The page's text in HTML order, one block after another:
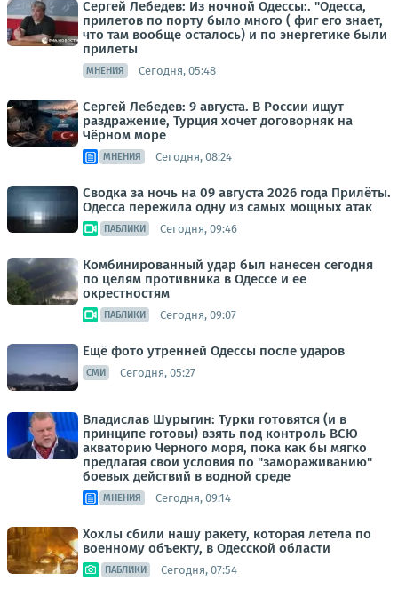
Сергей Лебедев: Из ночной Одессы:. "Одесса,
прилетов по порту было много ( фиг его знает,
что там вообще осталось) и по энергетике были
прилеты
МНЕНИЯ Сегодня, 05:48
Сергей Лебедев: 9 августа. В России ищут
раздражение, Турция хочет договорняк на
Чёрном море
МНЕНИЯ Сегодня, 08:24
Сводка за ночь на 09 августа 2026 года Прилёты.
Одесса пережила одну из самых мощных атак
ПАБЛИКИ Сегодня, 09:46
Комбинированный удар был нанесен сегодня
по целям противника в Одессе и ее
окрестностям
ПАБЛИКИ Сегодня, 09:07
Ещё фото утренней Одессы после ударов
СМИ Сегодня, 05:27
Владислав Шурыгин: Турки готовятся (и в
принципе готовы) взять под контроль ВСЮ
акваторию Черного моря, пока как бы мягко
предлагая свои условия по "замораживанию"
боевых действий в водной среде
МНЕНИЯ Сегодня, 09:14
Хохлы сбили нашу ракету, которая летела по
военному объекту, в Одесской области
ПАБЛИКИ Сегодня, 07:54